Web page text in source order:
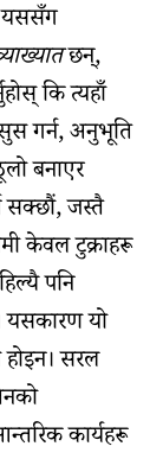
छन्,
कि त्यहाँ
गर्न, अनुभूति
बनाएर
सक्छौं, जस्तै
केवल टुक्राहरू
पनि
यसकारण यो
सरल
कार्यहरू